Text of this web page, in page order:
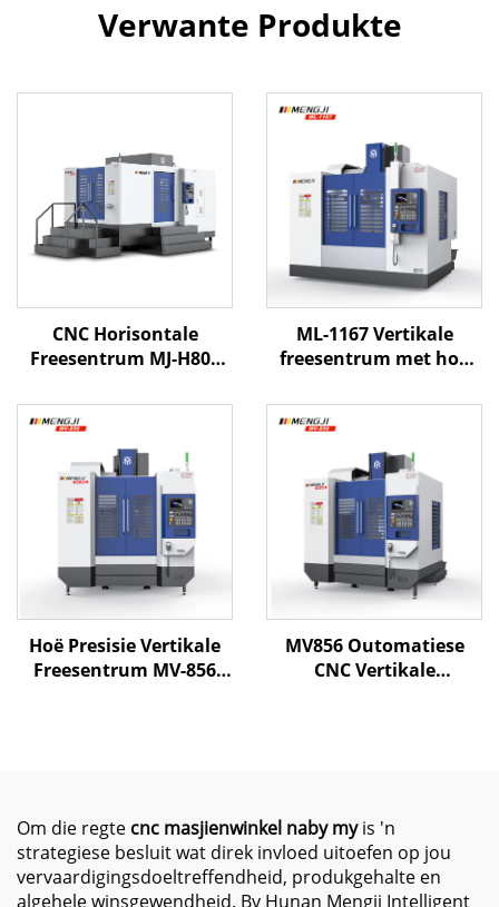
Verwante Produkte
CNC Horisontale
Freesentrum MJ-H800
4 Assies
Metaalbewerking
ML-1167 Vertikale
freesentrum met hoë
reisafstand struktuur
vir presiese CNC
freeswerk en
vervaardiging
Hoë Presisie Vertikale
Freesentrum MV-856
MV856 Outomatiese
CNC Vertikale
Om die regte cnc masjienwinkel naby myis 'n
strategiese besluit wat direk invloed uitoefen op jou
vervaardigingsdoeltreffendheid, produkgehalte en
algehele winsgewendheid. By Hunan Mengji Intelligent